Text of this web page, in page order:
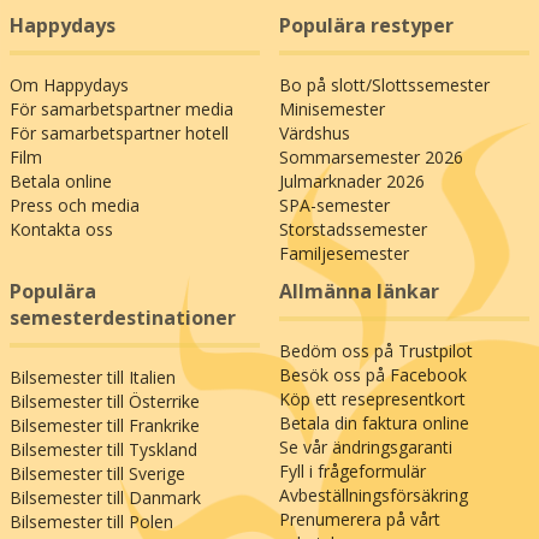
med hemproducerade specialiteter, som det
finns en särskild tradition för i trakten.
Går du upp i gastronomi kan det
rekommenderas att följa Snapseruten i
Limfjordslandet, som tar dig runt bland de lokala
specialiteterna – från doften av kryddsnaps på
Dueholm Kloster (10 km) över den berömda ölen
från bryggeriet på Fur (29 km) till ekologisk
whisky från Bränneriet vid Sundsøre hamn (23
km). Samtidigt finns det gott om möjligheter att
göra utflykter i Danmarks historia här, där du
bor nära både Hjerl Hede (34 km), Jens
Langknivs kalkgruvor i Daugbjerg (44 km) och
inte minst Danmarks bäst bevarade
medeltidsborg Spøttrup, som har både örtagård,
vallgravar och vindbrygga (27 km).
Efter dagens upplevelser kan du njuta av att
återvända till en god middag i
Happydays
Om Happydays
För samarbetspartner media
För samarbetspartner hotell
Film
Betala online
Press och media
Kontakta oss
Populära restyper
Bo på slott/Slottssemester
Minisemester
Värdshus
Sommarsemester 2026
Julmarknader 2026
SPA-semester
Storstadssemester
Familjesemester
Populära
semesterdestinationer
Bilsemester till Italien
Bilsemester till Österrike
Bilsemester till Frankrike
Bilsemester till Tyskland
Bilsemester till Sverige
Bilsemester till Danmark
Bilsemester till Polen
Allmänna länkar
Bedöm oss på Trustpilot
Besök oss på Facebook
Köp ett resepresentkort
Betala din faktura online
Se vår ändringsgaranti
Fyll i frågeformulär
Avbeställningsförsäkring
Prenumerera på vårt